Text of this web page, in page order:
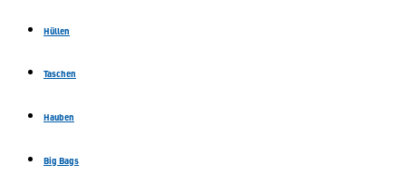
Hüllen
Taschen
Hauben
Big Bags